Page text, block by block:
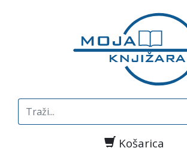
Search
for:
Košarica